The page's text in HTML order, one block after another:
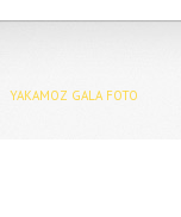
YAKAMOZ GALA FOTO